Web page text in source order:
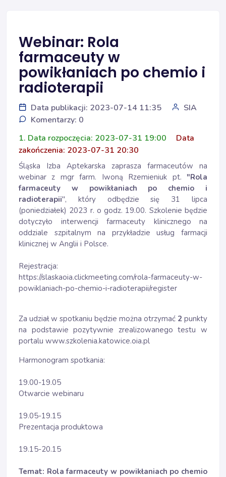
Webinar: Rola
farmaceuty w
powikłaniach po chemio i
radioterapii
Data publikacji: 2023-07-14 11:35
SIA
Komentarzy: 0
1. Data rozpoczęcia: 2023-07-31 19:00
Data
zakończenia: 2023-07-31 20:30
Śląska Izba Aptekarska zaprasza farmaceutów na
webinar z mgr farm. Iwoną Rzemieniuk pt. "Rola
farmaceuty w powikłaniach po chemio i
radioterapii", który odbędzie się 31 lipca
(poniedziałek) 2023 r. o godz. 19.00. Szkolenie będzie
dotyczyło interwencji farmaceuty klinicznego na
oddziale szpitalnym na przykładzie usług farmacji
klinicznej w Anglii i Polsce.
Rejestracja:
https://slaskaoia.clickmeeting.com/rola-farmaceuty-w-
powiklaniach-po-chemio-i-radioterapii/register
Za udział w spotkaniu będzie można otrzymać 2 punkty
na podstawie pozytywnie zrealizowanego testu w
portalu www.szkolenia.katowice.oia.pl
Harmonogram spotkania:
19.00-19.05
Otwarcie webinaru
19.05-19.15
Prezentacja produktowa
19.15-20.15
Temat: Rola farmaceuty w powikłaniach po chemio